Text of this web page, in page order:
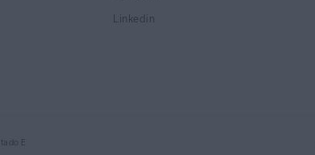
Linkedin
E